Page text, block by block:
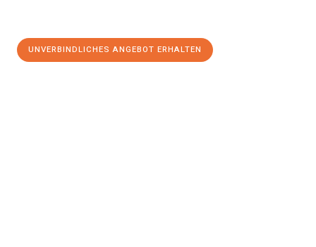
UNVERBINDLICHES ANGEBOT ERHALTEN